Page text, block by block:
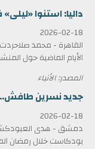
داليا: استنوا
2026-02-18
القاهرة - محمد
الأيام الماضية حول
المصدر: الأنباء
جديد نسرين
2026-02-18
دمشق - هدى
بودكاست خلال رمضان